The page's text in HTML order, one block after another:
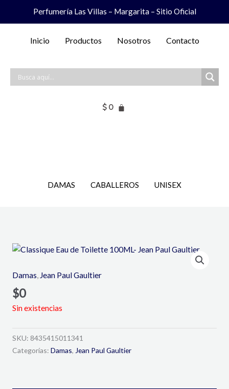
Perfumería Las Villas – Margarita – Sitio Oficial
Inicio Productos Nosotros Contacto
$ 0
DAMAS CABALLEROS UNISEX
Damas Jean Paul Gaultier
$0
Sin existencias
SKU: 8435415011341
Categorías: Damas, Jean Paul Gaultier